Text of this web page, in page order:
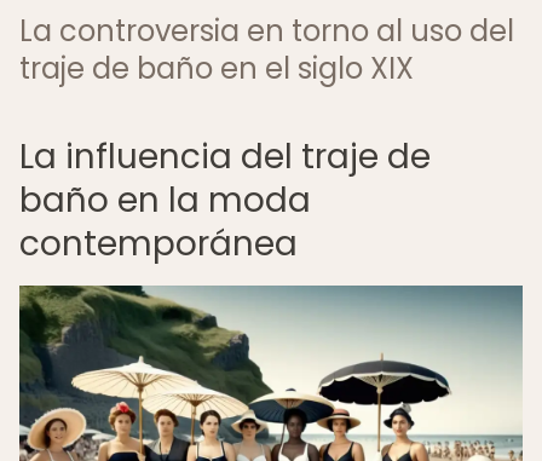
La controversia en torno al uso del
traje de baño en el siglo XIX
La influencia del traje de
baño en la moda
contemporánea